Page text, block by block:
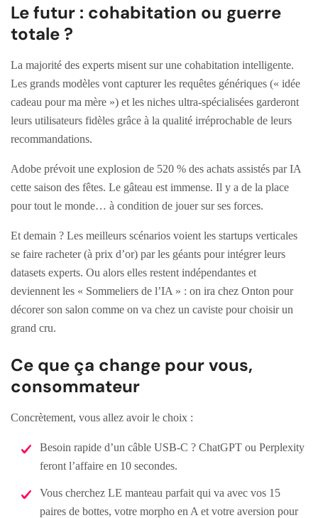
Le futur : cohabitation ou guerre
totale ?
La majorité des experts misent sur une cohabitation intelligente.
Les grands modèles vont capturer les requêtes génériques (« idée
cadeau pour ma mère ») et les niches ultra-spécialisées garderont
leurs utilisateurs fidèles grâce à la qualité irréprochable de leurs
recommandations.
Adobe prévoit une explosion de 520 % des achats assistés par IA
cette saison des fêtes. Le gâteau est immense. Il y a de la place
pour tout le monde… à condition de jouer sur ses forces.
Et demain ? Les meilleurs scénarios voient les startups verticales
se faire racheter (à prix d’or) par les géants pour intégrer leurs
datasets experts. Ou alors elles restent indépendantes et
deviennent les « Sommeliers de l’IA » : on ira chez Onton pour
décorer son salon comme on va chez un caviste pour choisir un
grand cru.
Ce que ça change pour vous,
consommateur
Concrètement, vous allez avoir le choix :
Besoin rapide d’un câble USB-C ? ChatGPT ou Perplexity
feront l’affaire en 10 secondes.
Vous cherchez LE manteau parfait qui va avec vos 15
paires de bottes, votre morpho en A et votre aversion pour